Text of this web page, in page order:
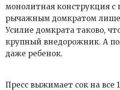
монолитная конструкция
рычажным домкратом
Усилие домкрата таково,
крупный внедорожник. А
даже ребенок.
Пресс выжимает сок на все